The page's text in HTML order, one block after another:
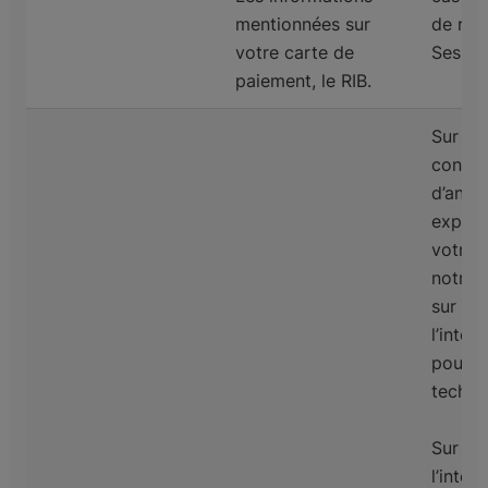
mentionnées sur
votre carte de
paiement, le RIB.
de
Sur la
votre
notre
sur la
pour
Sur la